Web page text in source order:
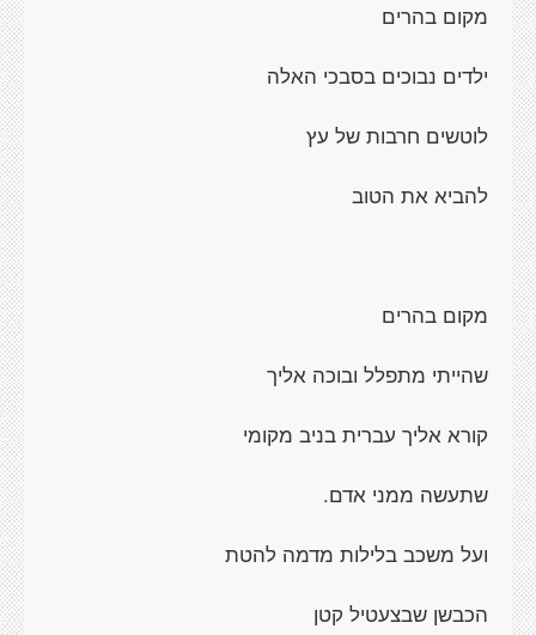
מקום בהרים
ילדים נבוכים בסבכי האלה
לוטשים חרבות של עץ
להביא את הטוב
מקום בהרים
שהייתי מתפלל ובוכה אליך
קורא אליך עברית בניב מקומי
שתעשה ממני אדם.
ועל משכב בלילות מדמה להטת
הכבשן שבצעטיל קטן